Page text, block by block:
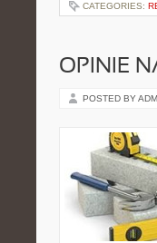
CATEGORIES:
OPINIE
POSTED BY